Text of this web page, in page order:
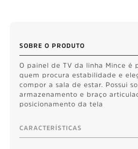
SOBRE O PRODUTO
O painel de TV da linha Mince é
quem procura estabilidade e
compor a sala de estar. Possui
armazenamento e braço
posicionamento da tela
CARACTERÍSTICAS